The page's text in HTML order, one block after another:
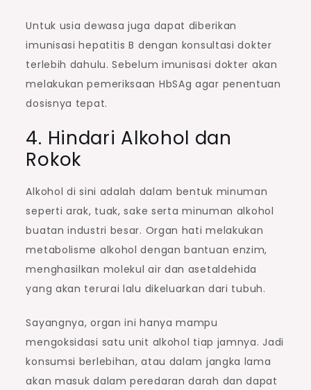
Untuk usia dewasa juga dapat diberikan
imunisasi hepatitis B dengan konsultasi dokter
terlebih dahulu. Sebelum imunisasi dokter akan
melakukan pemeriksaan HbSAg agar penentuan
dosisnya tepat.
4. Hindari Alkohol dan
Rokok
Alkohol di sini adalah dalam bentuk minuman
seperti arak, tuak, sake serta minuman alkohol
buatan industri besar. Organ hati melakukan
metabolisme alkohol dengan bantuan enzim,
menghasilkan molekul air dan asetaldehida
yang akan terurai lalu dikeluarkan dari tubuh.
Sayangnya, organ ini hanya mampu
mengoksidasi satu unit alkohol tiap jamnya. Jadi
konsumsi berlebihan, atau dalam jangka lama
akan masuk dalam peredaran darah dan dapat